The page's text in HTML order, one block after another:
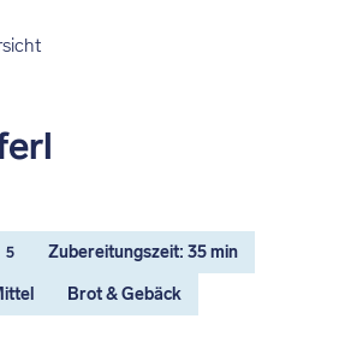
5 Zubereitungszeit: 35 min
Brot & Gebäck